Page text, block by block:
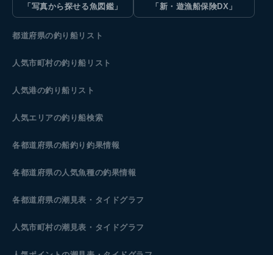
「写真から探せる魚図鑑」
「新・遊漁船保険DX」
都道府県の釣り船リスト
人気市町村の釣り船リスト
人気港の釣り船リスト
人気エリアの釣り船検索
各都道府県の船釣り釣果情報
各都道府県の人気魚種の釣果情報
各都道府県の潮見表 ・タイドグラフ
人気市町村の潮見表・タイドグラフ